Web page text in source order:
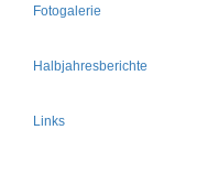
Fotogalerie
Halbjahresberichte
Links